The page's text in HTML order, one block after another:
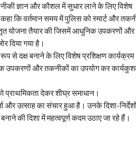
ज्ञान और कौशल में सुधार लाने के लिए विशेष
कि वर्तमान समय में पुलिस को स्मार्ट और
योजना तैयार की जिसमें आधुनिक उपकरणों और
दिया गया है।
से दक्ष बनाने के लिए विशेष प्रशिक्षण
उपकरणों और तकनीकों का उपयोग कर
प्राथमिकता देकर शीघ्र समाधान।
और उत्साह का संचार हुआ है। उनके दिशा-
की दिशा में महत्वपूर्ण कदम उठाए जा रहे हैं।